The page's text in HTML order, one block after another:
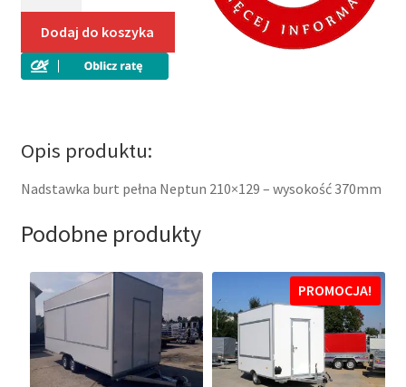
burt
pełna
Neptun
Dodaj do koszyka
Opis produktu:
Nadstawka burt pełna Neptun 210×129 – wysokość 370mm
Podobne produkty
PROMOCJA!